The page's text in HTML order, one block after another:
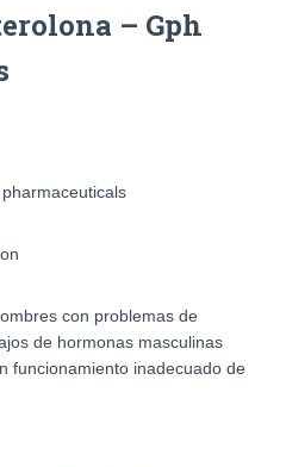
– Gph
con problemas de
de hormonas masculinas
funcionamiento inadecuado de